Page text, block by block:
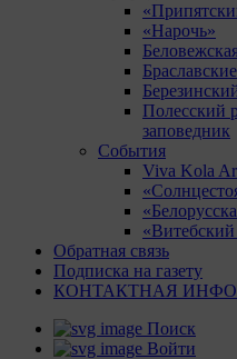
«Нарочь»
Полесский
заповедник
События
Viva Kola
Обратная связь
Подписка на газету
КОНТАКТНАЯ
Поиск
Войти